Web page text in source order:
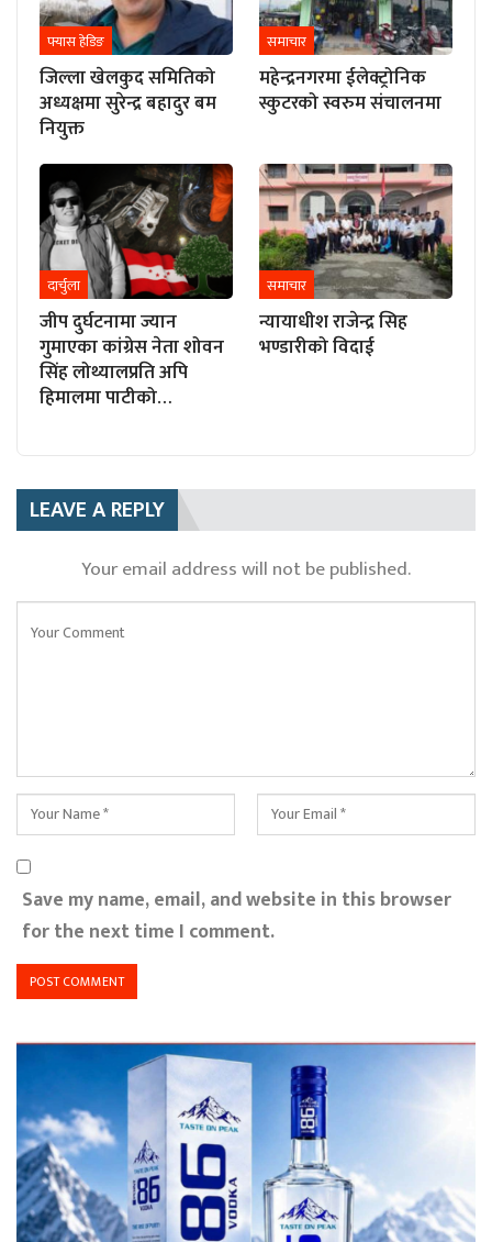
फ्यास हेडिङ
जिल्ला खेलकुद समितिको
अध्यक्षमा सुरेन्द्र बहादुर बम
नियुक्त
समाचार
महेन्द्रनगरमा ईलेक्ट्रोनिक
स्कुटरको स्वरुम संचालनमा
दार्चुला
जीप दुर्घटनामा ज्यान
गुमाएका कांग्रेस नेता शोवन
सिंह लोथ्यालप्रति अपि
हिमालमा पाटीको…
समाचार
न्यायाधीश राजेन्द्र सिह
भण्डारीको विदाई
LEAVE A REPLY
Your email address will not be published.
Save my name, email, and website in this browser
for the next time I comment.